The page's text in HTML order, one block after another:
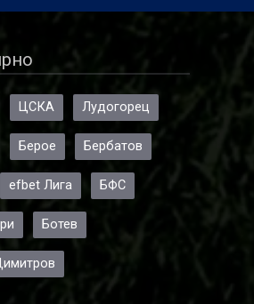
ЦСКА Лудогорец
Берое Бербатов
efbet Лига БФС
Ботев